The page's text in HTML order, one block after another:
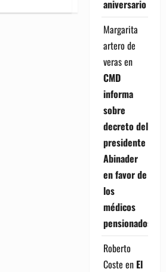
proyecto
aniversario
Margarita
artero de
verasen
CMD
informa
sobre
decreto del
presidente
Abinader
en favor de
los
médicos
pensionados
Roberto
Coste en El